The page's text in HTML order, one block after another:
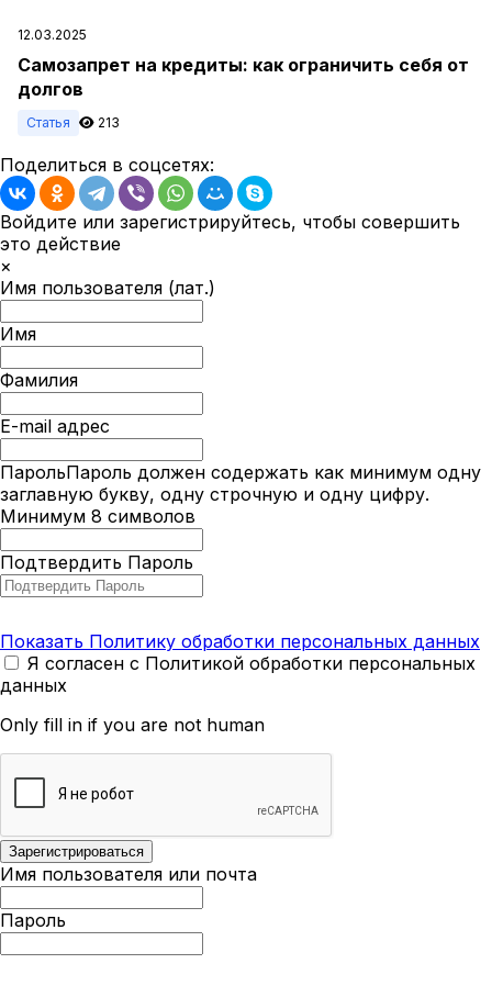
12.03.2025
Самозапрет на кредиты: как ограничить себя от
долгов
Статья 213
Поделиться в соцсетях:
Войдите или зарегистрируйтесь, чтобы совершить
это действие
×
Имя пользователя (лат.)
Имя
Фамилия
E-mail адрес
ПарольПароль должен содержать как минимум одну
заглавную букву, одну строчную и одну цифру.
Минимум 8 символов
Подтвердить Пароль
Показать Политику обработки персональных данных
Я согласен с Политикой обработки персональных
данных
Only fill in if you are not human
Имя пользователя или почта
Пароль